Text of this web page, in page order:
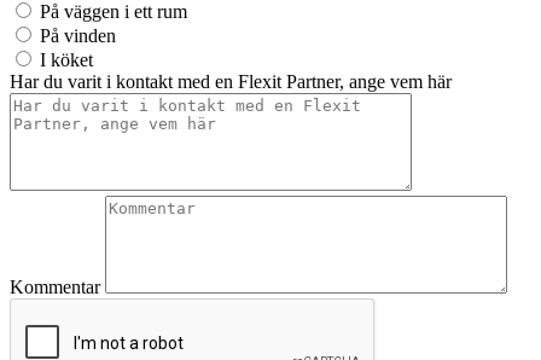
På väggen i ett rum
På vinden
I köket
Har du varit i kontakt med en Flexit Partner, ange vem här
Kommentar